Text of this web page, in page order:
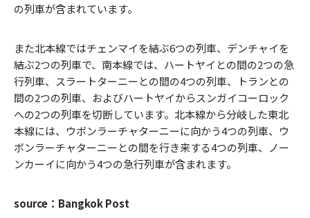
の列車が含まれています。
また北本線ではチェンマイを結ぶ6つの列車、デンチャイを
結ぶ2つの列車で、南本線では、ハートヤイとの間の2つの急
行列車、スラートターニーとの間の4つの列車、トランとの
間の2つの列車、およびハートヤイからスンガイコーロック
への2つの列車を切断しています。北本線から分岐した東北
本線には、ウボンラーチャターニーに向かう4つの列車、ウ
ボンラーチャターニーとの間を行き来する4つの列車、ノー
ンカーイに向かう4つの急行列車が含まれます。
source：Bangkok Post